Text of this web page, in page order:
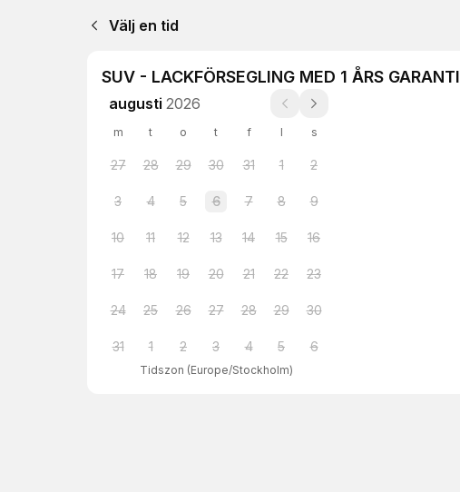
Välj en tid
SUV - LACKFÖRSEGLING MED 1 ÅRS GARANTI
augusti 2026
m t o t f l s
27 28 29 30 31 1 2
3 4 5 6 7 8 9
10 11 12 13 14 15 16
17 18 19 20 21 22 23
24 25 26 27 28 29 30
31 1 2 3 4 5 6
Tidszon (Europe/Stockholm)